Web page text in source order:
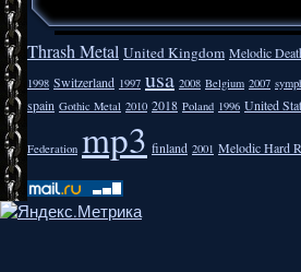
Thrash Metal United Kingdom Melodic
1998 Switzerland 1997 usa 2008 Belgium 2007
spain Gothic Metal 2010 2018 Poland 1996 United
Federation mp3 finland 2001 Melodic Hard